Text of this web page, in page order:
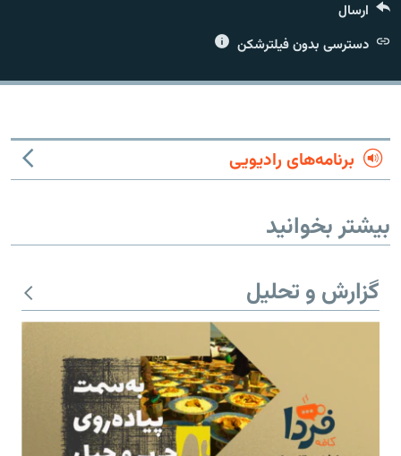
ارسال
دسترسی بدون فیلترشکن
برنامه‌های رادیویی
بیشتر بخوانید
گزارش و تحلیل